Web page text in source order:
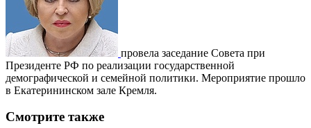
провела заседание Совета при
Президенте РФ по реализации государственной
демографической и семейной политики. Мероприятие прошло
в Екатерининском зале Кремля.
Смотрите также